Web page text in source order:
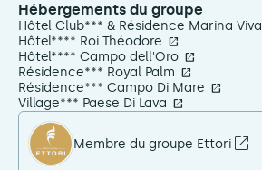
Hébergements du groupe
Hôtel Club*** & Résidence Marina Viva
Hôtel**** Roi Théodore
Hôtel**** Campo dell'Oro
Résidence*** Royal Palm
Résidence*** Campo Di Mare
Village*** Paese Di Lava
Membre du groupe Ettori